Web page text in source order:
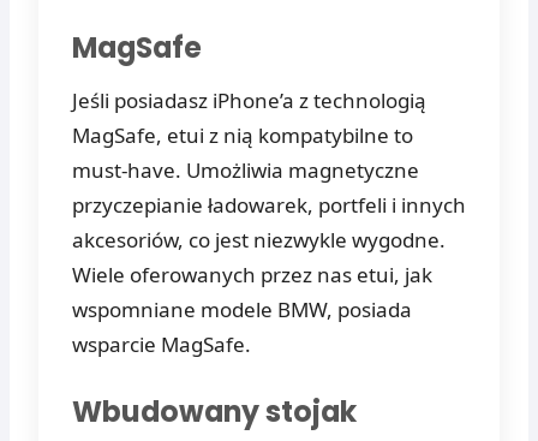
MagSafe
Jeśli posiadasz iPhone’a z technologią
MagSafe, etui z nią kompatybilne to
must-have. Umożliwia magnetyczne
przyczepianie ładowarek, portfeli i innych
akcesoriów, co jest niezwykle wygodne.
Wiele oferowanych przez nas etui, jak
wspomniane modele BMW, posiada
wsparcie MagSafe.
Wbudowany stojak